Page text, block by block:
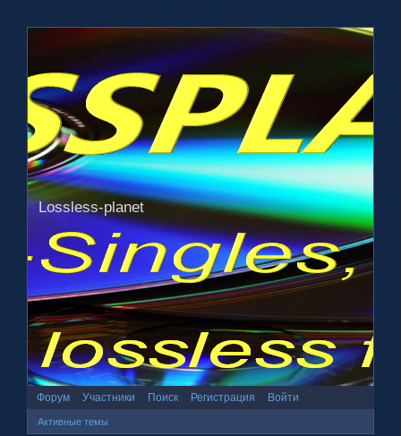
Lossless-planet
Форум Участники Поиск Регистрация Войти
Активные темы